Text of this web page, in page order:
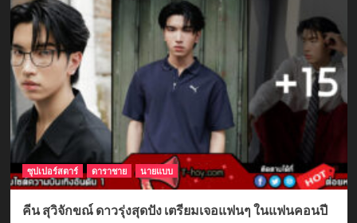
ซุปเปอร์สตาร์ ดาราชาย นายแบบ
คีน สุวิจักขณ์ ดาวรุ่งสุดปัง เตรียมเจอแฟนๆ ในแฟนคอนปี